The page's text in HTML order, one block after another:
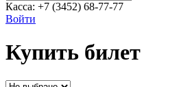
Касса: +7 (3452) 68-77-77
Войти
Купить билет